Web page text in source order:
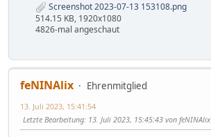
Screenshot 2023-07-13 153108.png
514.15 KB, 1920x1080
4826-mal angeschaut
feNINAlix
Ehrenmitglied
13. Juli 2023, 15:41:54
Letzte Bearbeitung: 13. Juli 2023, 15:45:43 von feNINAlix